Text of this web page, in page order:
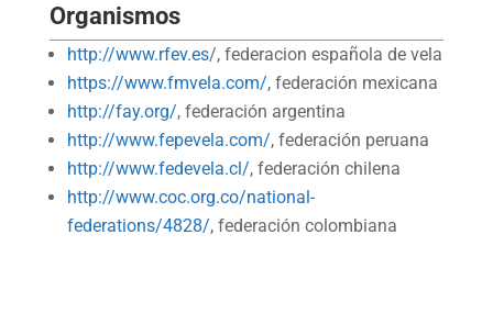
Organismos
http://www.rfev.es/, federacion española de vela
https://www.fmvela.com/, federación mexicana
http://fay.org/, federación argentina
http://www.fepevela.com/, federación peruana
http://www.fedevela.cl/, federación chilena
http://www.coc.org.co/national-
federations/4828/, federación colombiana